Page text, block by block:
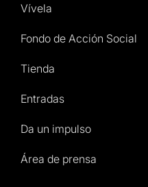
Vívela
Fondo de Acción Social
Tienda
Entradas
Da un impulso
Área de prensa